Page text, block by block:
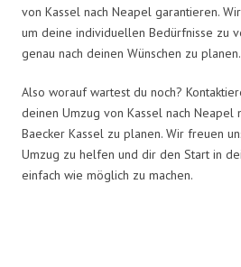
von Kassel nach Neapel garantieren.
um deine individuellen Bedürfnisse zu
genau nach deinen Wünschen zu planen.
Also worauf wartest du noch?
deinen Umzug von Kassel nach Neapel
Baecker Kassel zu planen. Wir freuen
Umzug zu helfen und dir den Start in
einfach wie möglich zu machen.